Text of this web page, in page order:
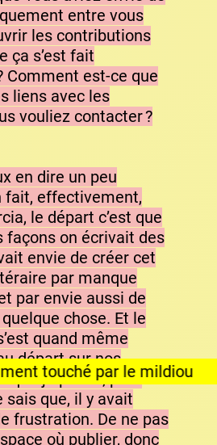
entre vous
les contributions
ça s’est fait
Comment est-ce que
liens avec les
vouliez contacter ?
en dire un peu
fait, effectivement,
le départ c’est que
façons on écrivait des
envie de créer cet
par manque
par envie aussi de
chose. Et le
quand même
départ sur nos
que je pense, pour
sais que, il y avait
frustration. De ne pas
où publier, donc
le mildiou